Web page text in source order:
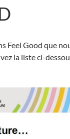
Feel Good que
la liste ci-